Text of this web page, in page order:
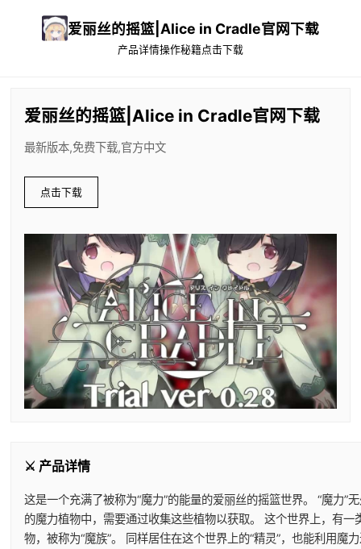
爱丽丝的摇篮|Alice in Cradle官网下载
产品详情操作秘籍点击下载
爱丽丝的摇篮|Alice in Cradle官网下载
最新版本,免费下载,官方中文
点击下载
⚔️ 产品详情
这是一个充满了被称为“魔力”的能量的爱丽丝的摇篮世界。 “魔力
的魔力植物中，需要通过收集这些植物以获取。 这个世界上，有
物，被称为“魔族”。 同样居住在这个世界上的“精灵”，也能利用